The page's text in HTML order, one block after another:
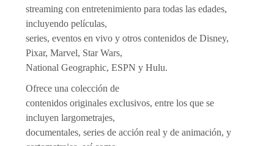
streaming con entretenimiento para todas las edades,
incluyendo películas,
series, eventos en vivo y otros contenidos de Disney,
Pixar, Marvel, Star Wars,
National Geographic, ESPN y Hulu.
Ofrece una colección de
contenidos originales exclusivos, entre los que se
incluyen largometrajes,
documentales, series de acción real y de animación, y